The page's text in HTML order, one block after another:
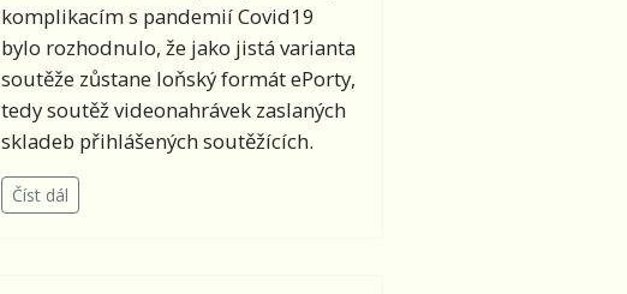
komplikacím s pandemií Covid19
bylo rozhodnulo, že jako jistá varianta
soutěže zůstane loňský formát ePorty,
tedy soutěž videonahrávek zaslaných
skladeb přihlášených soutěžících.
Číst dál